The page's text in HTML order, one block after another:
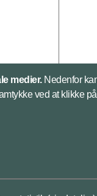
medier.Nedenfor
ved at klikke